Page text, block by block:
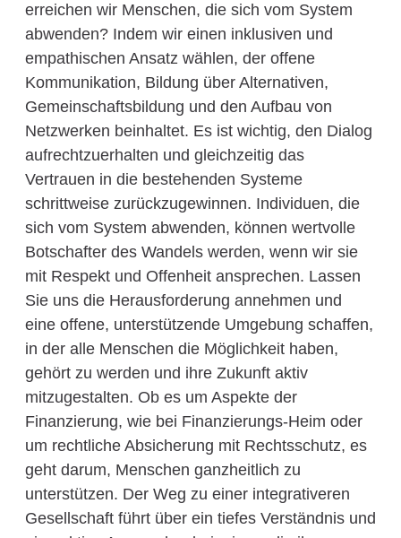
erreichen wir Menschen, die sich vom System
abwenden? Indem wir einen inklusiven und
empathischen Ansatz wählen, der offene
Kommunikation, Bildung über Alternativen,
Gemeinschaftsbildung und den Aufbau von
Netzwerken beinhaltet. Es ist wichtig, den Dialog
aufrechtzuerhalten und gleichzeitig das
Vertrauen in die bestehenden Systeme
schrittweise zurückzugewinnen. Individuen, die
sich vom System abwenden, können wertvolle
Botschafter des Wandels werden, wenn wir sie
mit Respekt und Offenheit ansprechen. Lassen
Sie uns die Herausforderung annehmen und
eine offene, unterstützende Umgebung schaffen,
in der alle Menschen die Möglichkeit haben,
gehört zu werden und ihre Zukunft aktiv
mitzugestalten. Ob es um Aspekte der
Finanzierung, wie bei Finanzierungs-Heim oder
um rechtliche Absicherung mit Rechtsschutz, es
geht darum, Menschen ganzheitlich zu
unterstützen. Der Weg zu einer integrativeren
Gesellschaft führt über ein tiefes Verständnis und